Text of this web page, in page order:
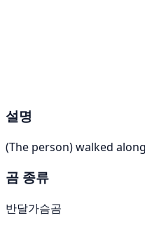
설명
(The person) walked
곰 종류
반달가슴곰